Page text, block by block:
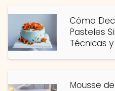
Cómo
Pasteles
Técnicas
Mousse de